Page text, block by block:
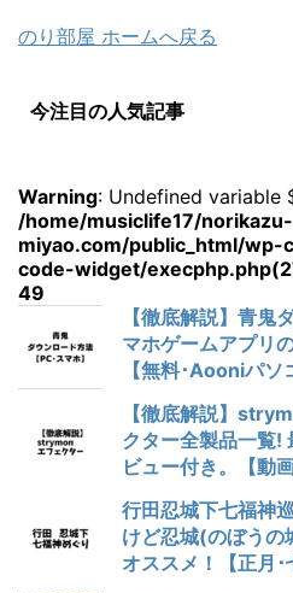
のり部屋 ホームへ戻る
今注目の人気記事
Warning: Undefined variable
/home/musiclife17/norikazu-
miyao.com/public_html/
code-widget/
49
【徹底解説】青鬼
マホゲームアプリ
【無料･Aooniパソ
【徹底解説】
クター全製品一覧!
ビュー付き。【動
行田忍城下七福神
けど忍城(のぼうの
オススメ！【正月･